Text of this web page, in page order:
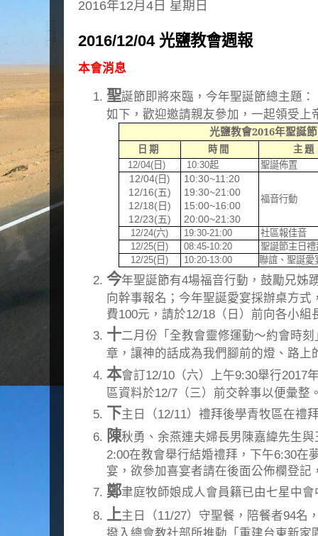
2016年12月4日 星期日
2016/12/04 光鹽教會週報
本會消息
聖誕節即將來臨，今年聖誕節總主題
如下，歡迎邀請親友參加，一起領受上
光鹽教會2016年聖誕
日 期 時 間 主題
12/04(日 ) 10:30起 聖誕佈置
12/04( 日)
12/16(五)
12/18(日)
12/23(五)
10:30~11:20
19:30~21:00
15:00~16:00
20:00~21:30
福音行動
12/24(六) 19:30-21:00
社區報佳音
12/25(日 ) 08:45-10:20
聖誕節主日禮
12/25(日 ) 10:20-13:00 聯誼、聖誕愛
今年聖誕節有4場福音行動，鼓勵兄姊
向幹事報名；今年聖誕愛宴採辦桌方
費100元，請於12/18（日）前向各小組
十二月份「全教會靈修運動～約會時
章，讓神的話成為我們腳前的燈、路上
本會訂12/10（六）上午9:30舉行2017
區資料於12/7（三）前交幹事以便彙整
下主日（12/11）禮拜後學青牧區在禮
陳秋勇、余燕連夫婦長男陳嘉緯先生
2:00在教會舉行結婚禮拜，下午6:30在
宴，欲參加喜宴者請在後面公佈欄登記
鄭聿庭牧師娘成人會員籍已由七星中
上主日（11/27）守聖餐，陪餐者94名
撥入總會教社部所推動「重建台東新家